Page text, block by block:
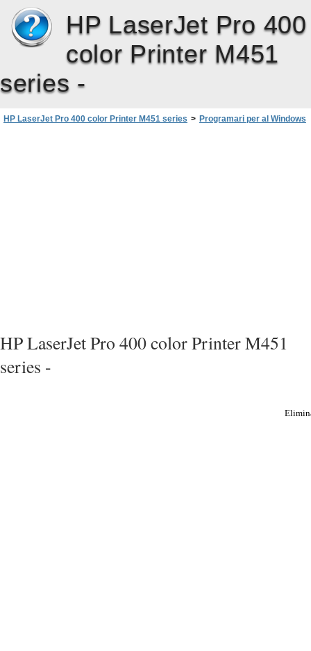
HP LaserJet Pro 400
color Printer M451
series -
HP LaserJet Pro 400 color Printer M451 series > Programari per al Windows
HP LaserJet Pro 400 color Printer M451
series -